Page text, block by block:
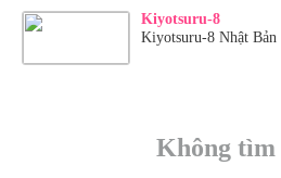
Kiyotsuru-8
Kiyotsuru-8 Nhật Bản
Không tìm